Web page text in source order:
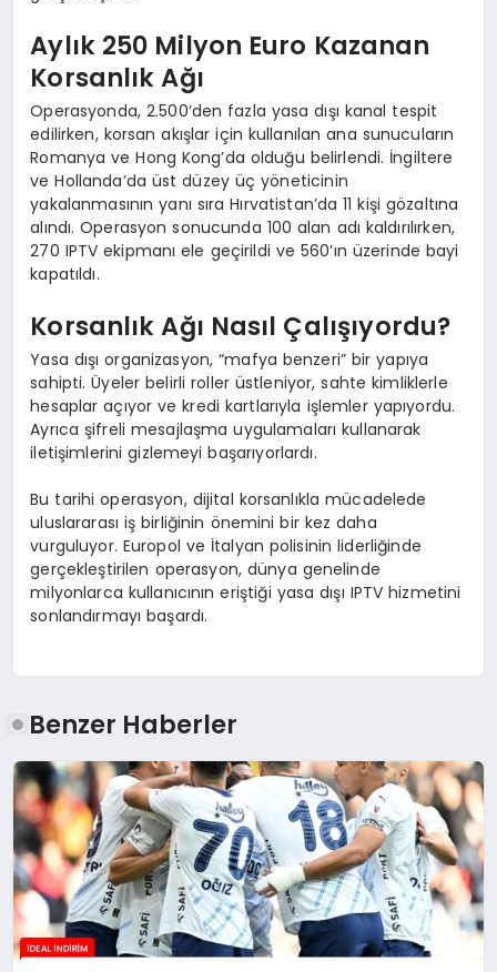
Aylık 250 Milyon Euro Kazanan
Korsanlık Ağı
Operasyonda, 2.500’den fazla yasa dışı kanal tespit
edilirken, korsan akışlar için kullanılan ana sunucuların
Romanya ve Hong Kong’da olduğu belirlendi. İngiltere
ve Hollanda’da üst düzey üç yöneticinin
yakalanmasının yanı sıra Hırvatistan’da 11 kişi gözaltına
alındı. Operasyon sonucunda 100 alan adı kaldırılırken,
270 IPTV ekipmanı ele geçirildi ve 560’ın üzerinde bayi
kapatıldı.
Korsanlık Ağı Nasıl Çalışıyordu?
Yasa dışı organizasyon, “mafya benzeri” bir yapıya
sahipti. Üyeler belirli roller üstleniyor, sahte kimliklerle
hesaplar açıyor ve kredi kartlarıyla işlemler yapıyordu.
Ayrıca şifreli mesajlaşma uygulamaları kullanarak
iletişimlerini gizlemeyi başarıyorlardı.
Bu tarihi operasyon, dijital korsanlıkla mücadelede
uluslararası iş birliğinin önemini bir kez daha
vurguluyor. Europol ve İtalyan polisinin liderliğinde
gerçekleştirilen operasyon, dünya genelinde
milyonlarca kullanıcının eriştiği yasa dışı IPTV hizmetini
sonlandırmayı başardı.
Benzer Haberler